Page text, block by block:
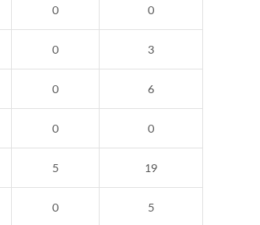
0 0
0 3
0 6
0 0
5 19
0 5